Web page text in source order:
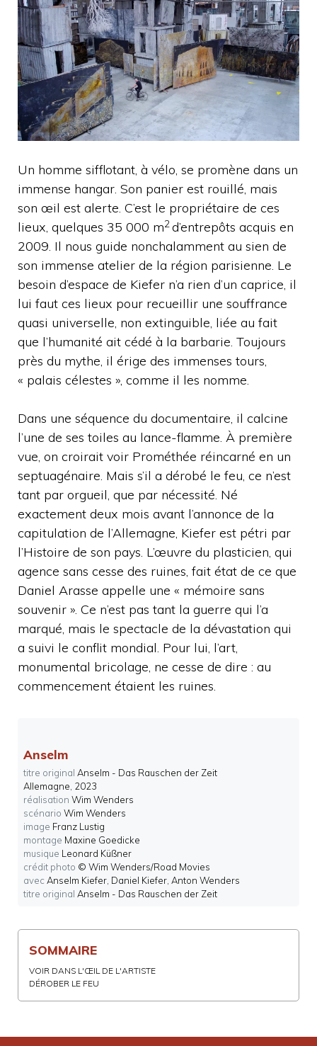
Un homme sifflotant, à vélo, se promène dans un
immense hangar. Son panier est rouillé, mais
son œil est alerte. C’est le propriétaire de ces
lieux, quelques 35 000 m2 d’entrepôts acquis en
2009. Il nous guide nonchalamment au sien de
son immense atelier de la région parisienne. Le
besoin d’espace de Kiefer n’a rien d’un caprice, il
lui faut ces lieux pour recueillir une souffrance
quasi universelle, non extinguible, liée au fait
que l’humanité ait cédé à la barbarie. Toujours
près du mythe, il érige des immenses tours,
« palais célestes », comme il les nomme.
Dans une séquence du documentaire, il calcine
l’une de ses toiles au lance-flamme. À première
vue, on croirait voir Prométhée réincarné en un
septuagénaire. Mais s’il a dérobé le feu, ce n’est
tant par orgueil, que par nécessité. Né
exactement deux mois avant l’annonce de la
capitulation de l’Allemagne, Kiefer est pétri par
l’Histoire de son pays. L’œuvre du plasticien, qui
agence sans cesse des ruines, fait état de ce que
Daniel Arasse appelle une « mémoire sans
souvenir ». Ce n’est pas tant la guerre qui l’a
marqué, mais le spectacle de la dévastation qui
a suivi le conflit mondial. Pour lui, l’art,
monumental bricolage, ne cesse de dire : au
commencement étaient les ruines.
Anselm
titre original Anselm - Das Rauschen der Zeit
Allemagne, 2023
réalisation Wim Wenders
scénario Wim Wenders
image Franz Lustig
montage Maxine Goedicke
musique Leonard Küßner
crédit photo © Wim Wenders/​Road Movies
avec Anselm Kiefer, Daniel Kiefer, Anton Wenders
titre original Anselm - Das Rauschen der Zeit
SOMMAIRE
VOIR DANS L'ŒIL DE L'ARTISTE
DÉROBER LE FEU